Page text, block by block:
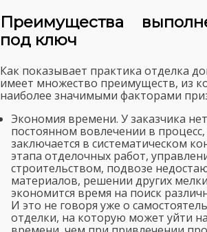
Преимущества
под ключ
Как показывает практика отделка
имеет множество преимуществ, из
наиболее значимыми факторами
Экономия времени. У заказчика
постоянном вовлечении в
заключается в систематическом
этапа отделочных работ,
строительством, подвозе
материалов, решении других
экономится время на поиск
И это не говоря уже о
отделки, на которую может уйти